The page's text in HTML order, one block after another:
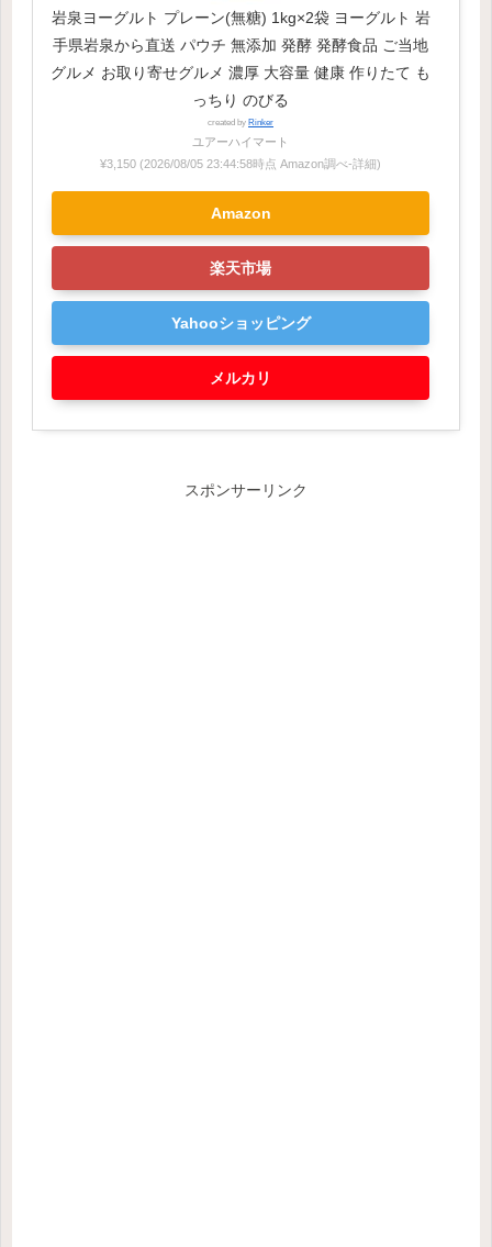
岩泉ヨーグルト プレーン(無糖) 1kg×2袋 ヨーグルト 岩
手県岩泉から直送 パウチ 無添加 発酵 発酵食品 ご当地
グルメ お取り寄せグルメ 濃厚 大容量 健康 作りたて も
っちり のびる
created by Rinker
ユアーハイマート
¥3,150 (2026/08/05 23:44:58時点 Amazon調べ-詳細)
Amazon
楽天市場
Yahooショッピング
メルカリ
スポンサーリンク